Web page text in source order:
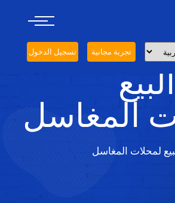
تجربة مجانية تسجيل الدخول
المغاسل
لمحلات المغاسل